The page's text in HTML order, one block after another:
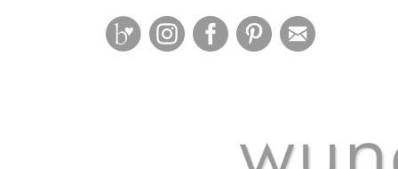
BloglovinInstagramFacebookPinterest